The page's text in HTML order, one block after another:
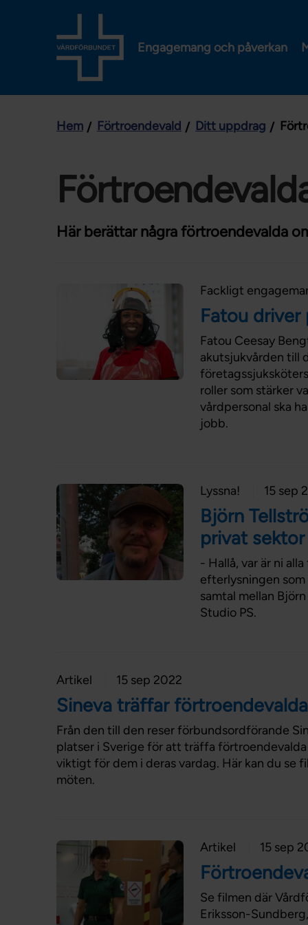
Engagemang och påverkan
Hem Förtroendevald Ditt uppdrag
Här berättar några förtroendevalda
Fackligt
Fatou driver
Fatou Ceesay
akutsjukvården till
roller som stärker
vårdpersonal ska
jobb.
Lyssna! 15 sep
Björn
privat sektor
- Hallå, var är ni
efterlysningen som
samtal mellan
Studio PS.
Artikel 15 sep 2022
Sineva träffar förtroendevalda
Från den till den reser förbundsordförande
platser i Sverige för att träffa förtroendevalda
viktigt för dem i deras vardag. Här kan du se
möten.
Artikel 15 sep
Se filmen där
Eriksson-